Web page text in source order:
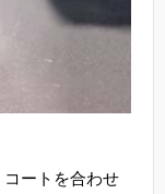
ートを合わせ